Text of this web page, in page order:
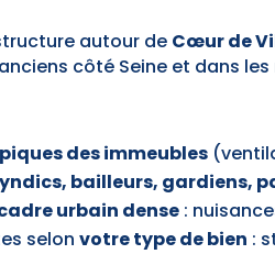
autour de Cœur de
côté Seine et dans
des immeubles
bailleurs, gardiens,
urbain dense :
selonvotre type de bien :